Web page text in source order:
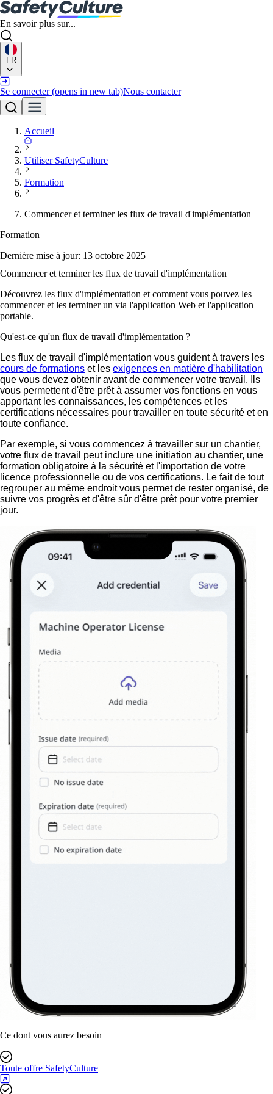
En savoir plus sur...
FR
Se connecter (opens in new tab)Nous contacter
Accueil
Utiliser SafetyCulture
Formation
Commencer et terminer les flux de travail d'implémentation
Formation
Dernière mise à jour: 13 octobre 2025
Commencer et terminer les flux de travail d'implémentation
Découvrez les flux d'implémentation et comment vous pouvez les
commencer et les terminer un via l'application Web et l'application
portable.
Qu'est-ce qu'un flux de travail d'implémentation ?
Les flux de travail d'implémentation vous guident à travers les
cours de formations et les exigences en matière d'habilitation
que vous devez obtenir avant de commencer votre travail. Ils
vous permettent d'être prêt à assumer vos fonctions en vous
apportant les connaissances, les compétences et les
certifications nécessaires pour travailler en toute sécurité et en
toute confiance.
Par exemple, si vous commencez à travailler sur un chantier,
votre flux de travail peut inclure une initiation au chantier, une
formation obligatoire à la sécurité et l'importation de votre
licence professionnelle ou de vos certifications. Le fait de tout
regrouper au même endroit vous permet de rester organisé, de
suivre vos progrès et d'être sûr d'être prêt pour votre premier
jour.
Ce dont vous aurez besoin
Toute offre SafetyCulture